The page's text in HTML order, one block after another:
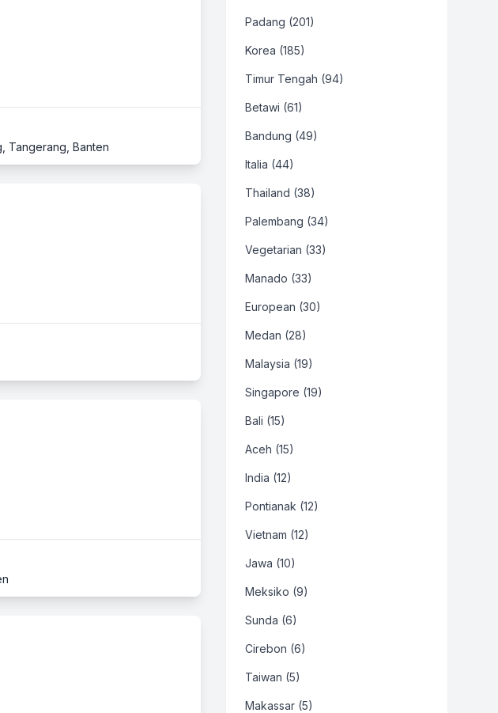
Tangerang, Banten
Padang (201)
Korea (185)
Timur Tengah (94)
Betawi (61)
Bandung (49)
Italia (44)
Thailand (38)
Palembang (34)
Vegetarian (33)
Manado (33)
European (30)
Medan (28)
Malaysia (19)
Singapore (19)
Bali (15)
Aceh (15)
India (12)
Pontianak (12)
Vietnam (12)
Jawa (10)
Meksiko (9)
Sunda (6)
Cirebon (6)
Taiwan (5)
Makassar (5)